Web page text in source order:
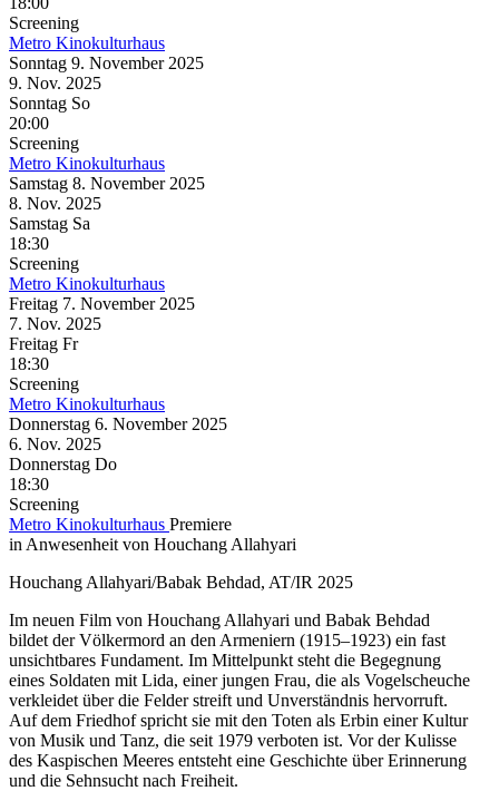
Screening
Metro Kinokulturhaus
Sonntag 9. November 2025
9. Nov. 2025
Sonntag So
20:00
Screening
Metro Kinokulturhaus
Samstag 8. November 2025
8. Nov. 2025
Samstag Sa
18:30
Screening
Metro Kinokulturhaus
Freitag 7. November 2025
7. Nov. 2025
Freitag Fr
18:30
Screening
Metro Kinokulturhaus
Donnerstag 6. November 2025
6. Nov. 2025
Donnerstag Do
18:30
Screening
Metro Kinokulturhaus Premiere
in Anwesenheit von Houchang Allahyari
Houchang Allahyari/Babak Behdad, AT/IR 2025
Im neuen Film von Houchang Allahyari und Babak Behdad
bildet der Völkermord an den Armeniern (1915–1923) ein fast
unsichtbares Fundament. Im Mittelpunkt steht die Begegnung
eines Soldaten mit Lida, einer jungen Frau, die als Vogelscheuche
verkleidet über die Felder streift und Unverständnis hervorruft.
Auf dem Friedhof spricht sie mit den Toten als Erbin einer Kultur
von Musik und Tanz, die seit 1979 verboten ist. Vor der Kulisse
des Kaspischen Meeres entsteht eine Geschichte über Erinnerung
und die Sehnsucht nach Freiheit.